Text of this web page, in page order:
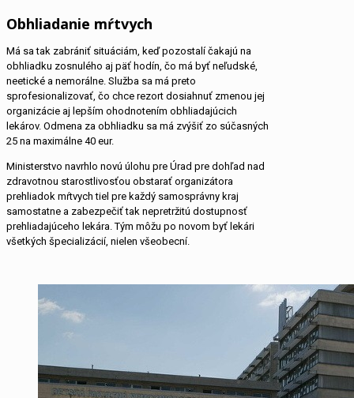
Obhliadanie mŕtvych
Má sa tak zabrániť situáciám, keď pozostalí čakajú na
obhliadku zosnulého aj päť hodín, čo má byť neľudské,
neetické a nemorálne. Služba sa má preto
sprofesionalizovať, čo chce rezort dosiahnuť zmenou jej
organizácie aj lepším ohodnotením obhliadajúcich
lekárov. Odmena za obhliadku sa má zvýšiť zo súčasných
25 na maximálne 40 eur.
Ministerstvo navrhlo novú úlohu pre Úrad pre dohľad nad
zdravotnou starostlivosťou obstarať organizátora
prehliadok mŕtvych tiel pre každý samosprávny kraj
samostatne a zabezpečiť tak nepretržitú dostupnosť
prehliadajúceho lekára. Tým môžu po novom byť lekári
všetkých špecializácií, nielen všeobecní.